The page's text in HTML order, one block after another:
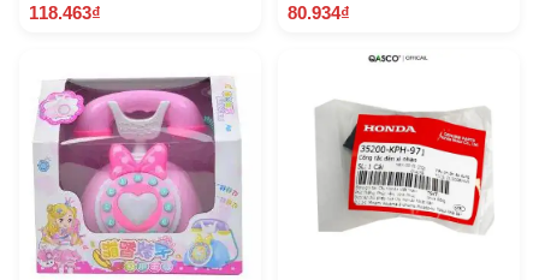
Z F Z Z 9 4 C
118.463₫
R S 150 V 1 V 2 V 3 Q A22321
80.934₫